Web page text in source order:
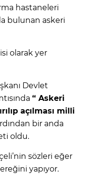
hastaneleri
bulunan askeri
olarak yer
Devlet
“ Askeri
açılması milli
bir anda
oldu.
sözleri eğer
yapıyor.